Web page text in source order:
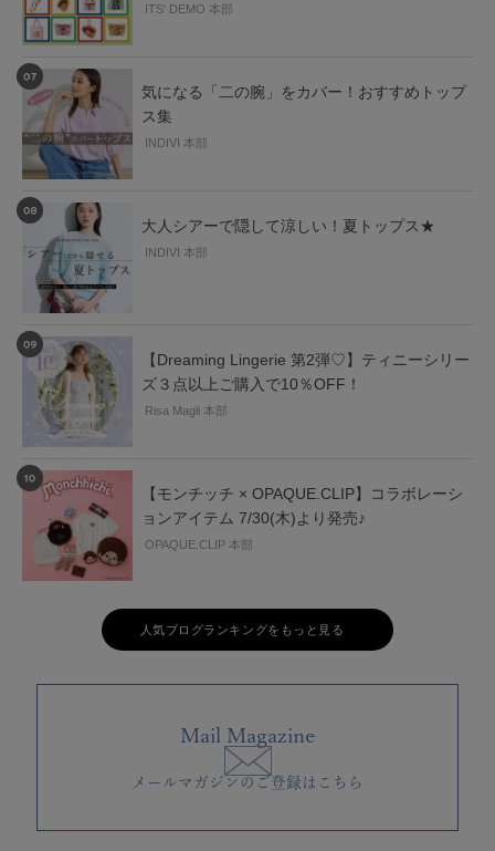
ITS' DEMO 本部
気になる「二の腕」をカバー！おすすめトップ
ス集
INDIVI 本部
大人シアーで隠して涼しい！夏トップス★
INDIVI 本部
【Dreaming Lingerie 第2弾♡】ティニーシリー
ズ３点以上ご購入で10％OFF！
Risa Magli 本部
【モンチッチ × OPAQUE.CLIP】コラボレーシ
ョンアイテム 7/30(木)より発売♪
OPAQUE.CLIP 本部
人気ブログランキングをもっと見る
Mail Magazine
メールマガジンのご登録はこちら